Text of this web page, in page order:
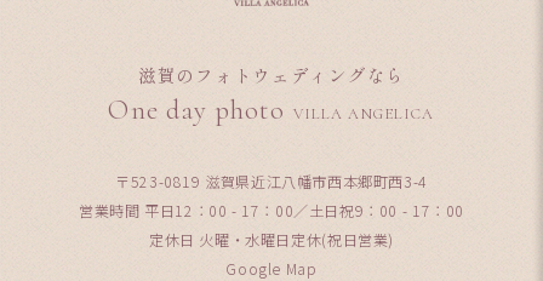
滋賀のフォトウェディングなら
One day photo VILLA ANGELICA
〒523-0819 滋賀県近江八幡市西本郷町西3-4
営業時間 平日12：00 - 17：00／土日祝9：00 - 17：00
定休日 火曜・水曜日定休(祝日営業)
Google Map